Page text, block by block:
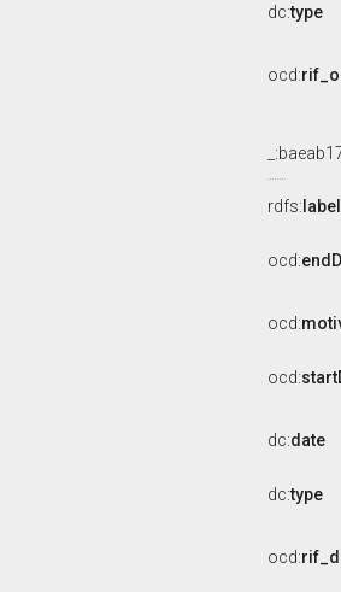
dc:type
ocd:
rdfs: label
ocd:
ocd:
ocd:
dc:date
dc:type
ocd: